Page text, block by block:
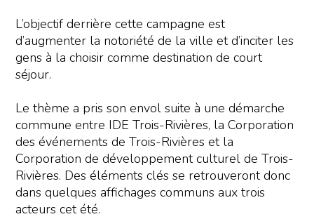
L’objectif derrière cette campagne est
d’augmenter la notoriété de la ville et d’inciter les
gens à la choisir comme destination de court
séjour.
Le thème a pris son envol suite à une démarche
commune entre IDE Trois-Rivières, la Corporation
des événements de Trois-Rivières et la
Corporation de développement culturel de Trois-
Rivières. Des éléments clés se retrouveront donc
dans quelques affichages communs aux trois
acteurs cet été.